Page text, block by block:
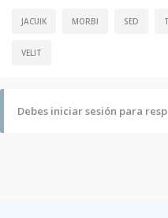
JACUIK MORBI SED
VELIT
Debes iniciar sesión para